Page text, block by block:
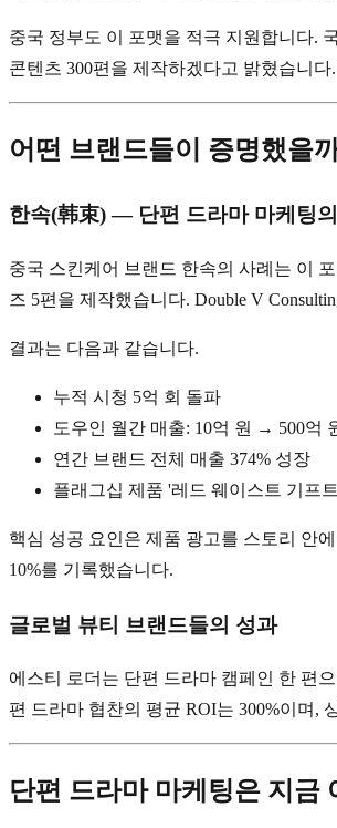
중국 정부도 이 포맷을 적극 지원합니다.
콘텐츠 300편을 제작하겠다고 밝혔습니
어떤 브랜드들이 증명했을
한속(韩束) — 단편 드라마 마케팅
중국 스킨케어 브랜드 한속의 사례는 이
즈 5편을 제작했습니다. Double V
결과는 다음과 같습니다.
누적 시청 5억 회 돌파
도우인 월간 매출: 10억 원 → 500억
연간 브랜드 전체 매출 374% 성장
플래그십 제품 '레드 웨이스트 기프
핵심 성공 요인은 제품 광고를 스토리 안
10%를 기록했습니다.
글로벌 뷰티 브랜드들의 성과
에스티 로더는 단편 드라마 캠페인 한 편
편 드라마 협찬의 평균 ROI는 300%이며,
단편 드라마 마케팅은 지금